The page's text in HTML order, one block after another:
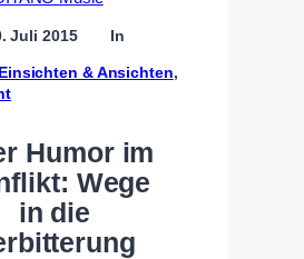
Juli 2015 In
Einsichten & Ansichten
Humor im
Wege
in die